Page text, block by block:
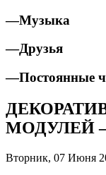
—Музыка
—Друзья
—Постоянные
МОДУЛЕЙ
Вторник, 07 Июня